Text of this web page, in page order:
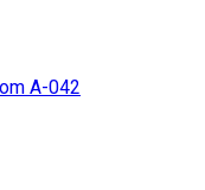
A-042